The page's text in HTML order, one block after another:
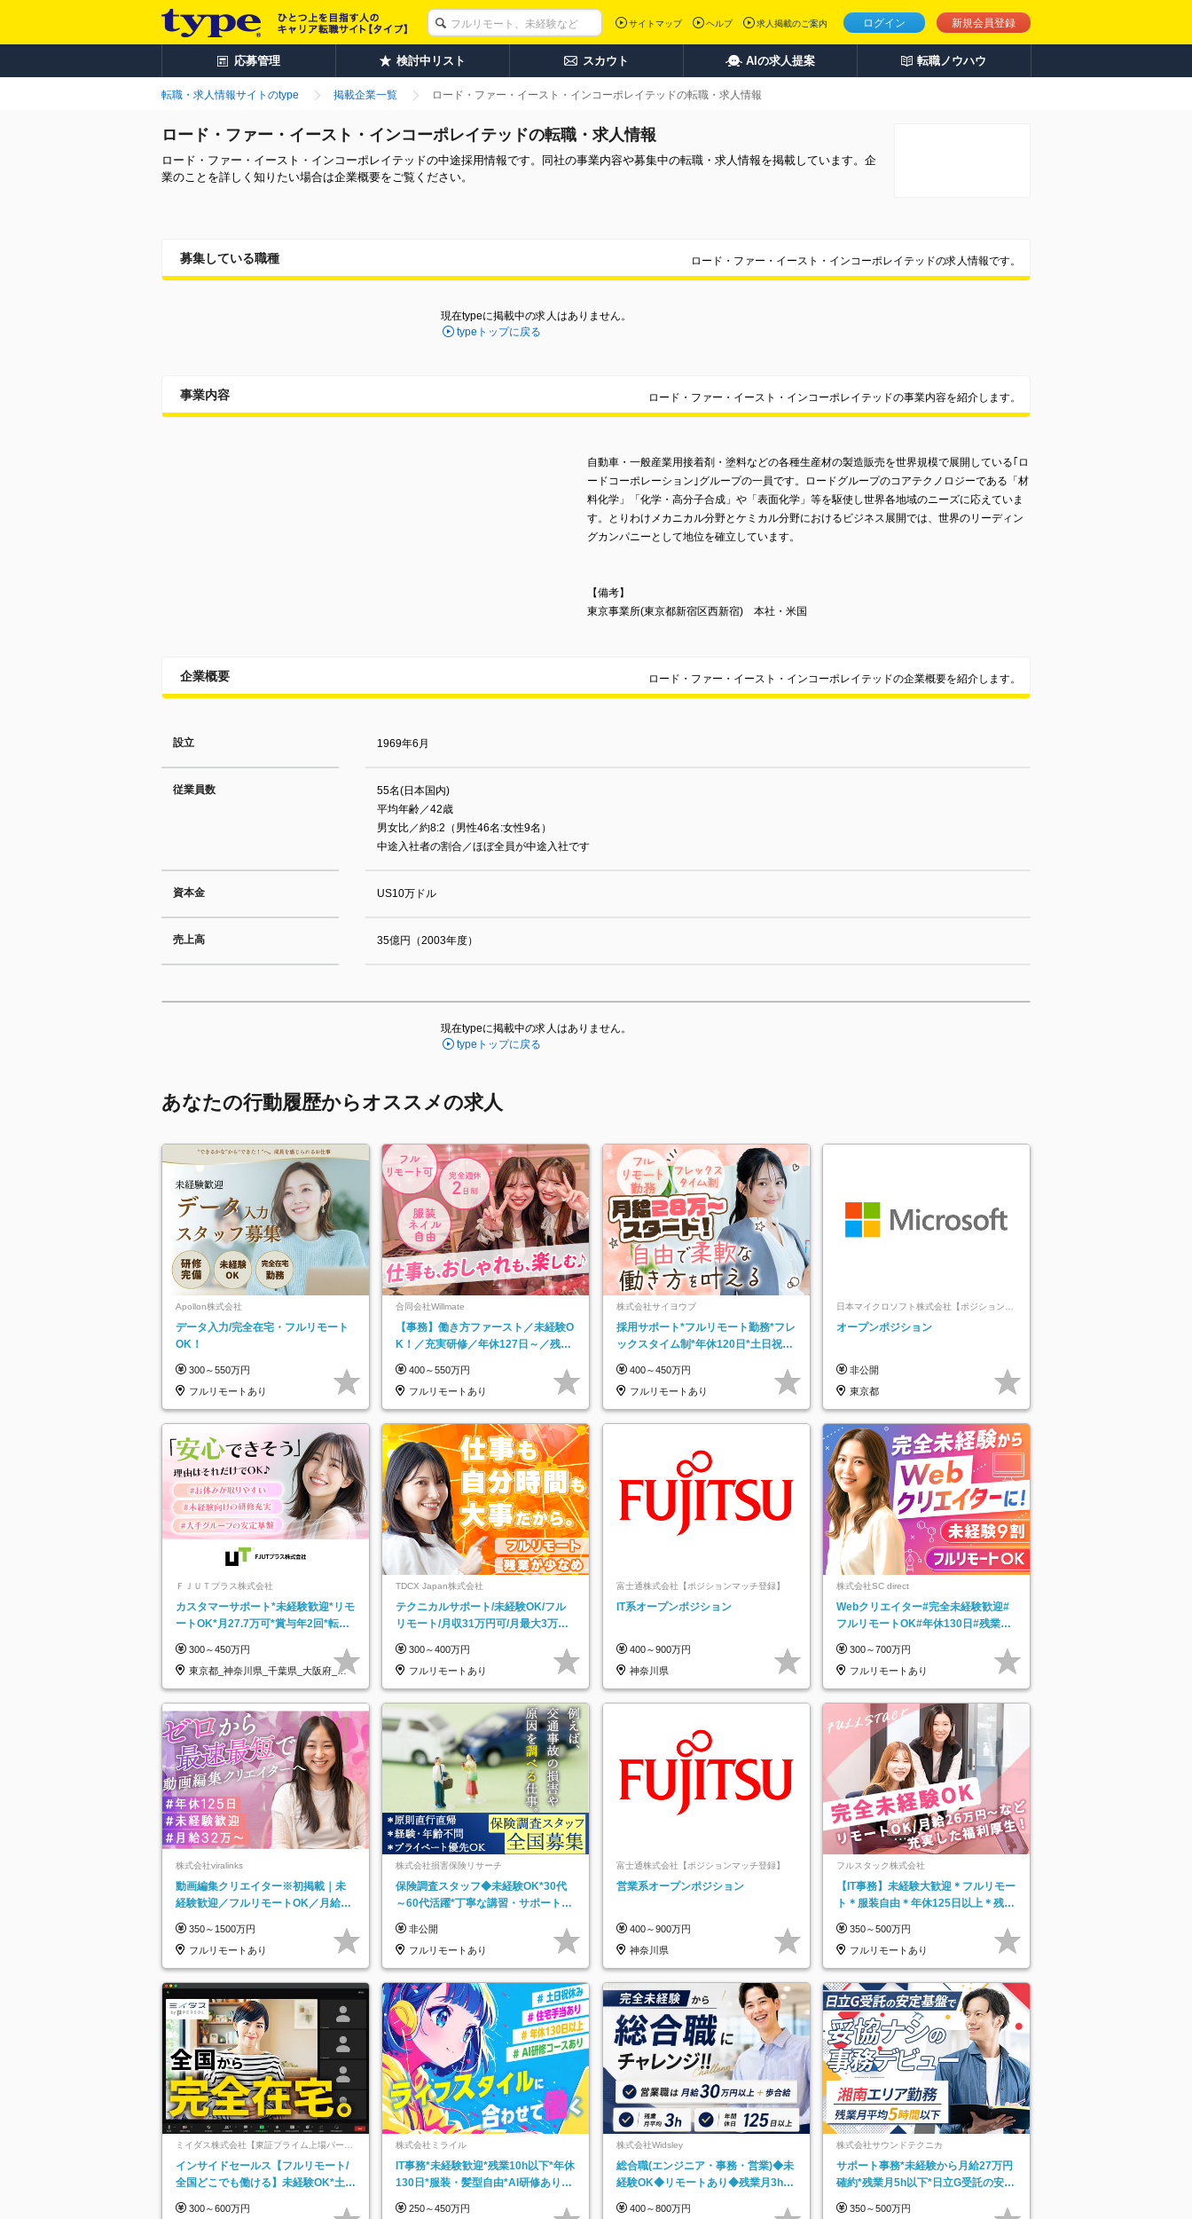
ログイン 新規会員登録
サイトマップ ヘルプ 求人掲載のご案内
応募管理 検討中リスト スカウト AIの求人提案 転職ノウハウ
転職・求人情報サイトのtype 掲載企業一覧 ロード・ファー・イースト・インコーポレイテッドの転職・求人情報
ロード・ファー・イースト・インコーポレイテッドの転職・求人情報
ロード・ファー・イースト・インコーポレイテッドの中途採用情報です。同社の事業内容や募集中の転職・求人情報を掲載しています。企
業のことを詳しく知りたい場合は企業概要をご覧ください。
募集している職種 ロード・ファー・イースト・インコーポレイテッドの求人情報です。
現在typeに掲載中の求人はありません。
typeトップに戻る
事業内容 ロード・ファー・イースト・インコーポレイテッドの事業内容を紹介します。
自動車・一般産業用接着剤・塗料などの各種生産材の製造販売を世界規模で展開している｢ロ
ードコーポレーション｣グループの一員です。ロードグループのコアテクノロジーである「材
料化学」「化学・高分子合成」や「表面化学」等を駆使し世界各地域のニーズに応えていま
す。とりわけメカニカル分野とケミカル分野におけるビジネス展開では、世界のリーディン
グカンパニーとして地位を確立しています。
【備考】
東京事業所(東京都新宿区西新宿) 本社・米国
企業概要 ロード・ファー・イースト・インコーポレイテッドの企業概要を紹介します。
設立 1969年6月
従業員数
55名(日本国内)
平均年齢／42歳
男女比／約8:2（男性46名:女性9名）
中途入社者の割合／ほぼ全員が中途入社です
資本金 US10万ドル
売上高 35億円（2003年度）
現在typeに掲載中の求人はありません。
typeトップに戻る
あなたの行動履歴からオススメの求人
Apollon株式会社
データ入力/完全在宅・フルリモート
OK！
300～550万円
フルリモートあり
合同会社Willmate
【事務】働き方ファースト／未経験O
K！／充実研修／年休127日～／残業
400～550万円
フルリモートあり
株式会社サイヨウブ
採用サポート*フルリモート勤務*フレ
ックスタイム制*年休120日*土日祝休
400～450万円
フルリモートあり
日本マイクロソフト株式会社【ポジションマ
ッチ登録】
オープンポジション
非公開
東京都
ＦＪＵＴプラス株式会社
カスタマーサポート*未経験歓迎*リモ
ートOK*月27.7万可*賞与年2回*転勤
300～450万円
東京都_神奈川県_千葉県_大阪府_愛
知県…
TDCX Japan株式会社
テクニカルサポート/未経験OK/フル
リモート/月収31万円可/月最大3万の
300～400万円
フルリモートあり
富士通株式会社【ポジションマッチ登録】
IT系オープンポジション
400～900万円
神奈川県
株式会社SC direct
Webクリエイター#完全未経験歓迎#
フルリモートOK#年休130日#残業月
300～700万円
フルリモートあり
株式会社viralinks
動画編集クリエイター※初掲載｜未
経験歓迎／フルリモートOK／月給32
350～1500万円
フルリモートあり
株式会社損害保険リサーチ
保険調査スタッフ◆未経験OK*30代
～60代活躍*丁寧な講習・サポートあ
託
非公開
フルリモートあり
富士通株式会社【ポジションマッチ登録】
営業系オープンポジション
400～900万円
神奈川県
フルスタック株式会社
【IT事務】未経験大歓迎＊フルリモー
ト＊服装自由＊年休125日以上＊残業
350～500万円
フルリモートあり
ミイダス株式会社【東証プライム上場パーソ
インサイドセールス【フルリモート/
全国どこでも働ける】未経験OK*土日
300～600万円
株式会社ミライル
IT事務*未経験歓迎*残業10h以下*年休
130日*服装・髪型自由*AI研修あり*
250～450万円
株式会社Widsley
総合職(エンジニア・事務・営業)◆未
経験OK◆リモートあり◆残業月3h◆
400～800万円
株式会社サウンドテクニカ
サポート事務*未経験から月給27万円
確約*残業月5h以下*日立G受託の安定
350～500万円